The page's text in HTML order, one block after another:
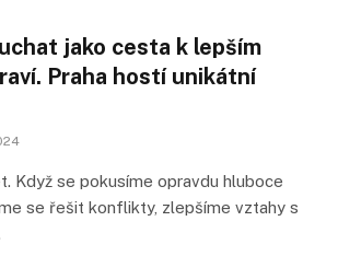
jako cesta k lepším
Praha hostí unikátní
Když se pokusíme opravdu hluboce
se řešit konflikty, zlepšíme vztahy s